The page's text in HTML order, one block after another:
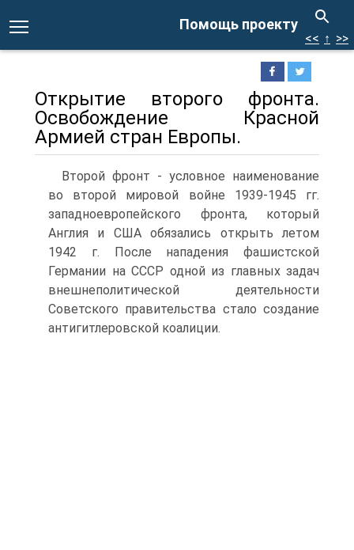
Помощь проекту
<< ↑ >>
Открытие второго фронта.
Освобождение Красной
Армией стран Европы.
Второй фронт - условное наименование
во второй мировой войне 1939-1945 гг.
западноевропейского фронта, который
Англия и США обязались открыть летом
1942 г. После нападения фашистской
Германии на СССР одной из главных задач
внешнеполитической деятельности
Советского правительства стало создание
антигитлеровской коалиции.